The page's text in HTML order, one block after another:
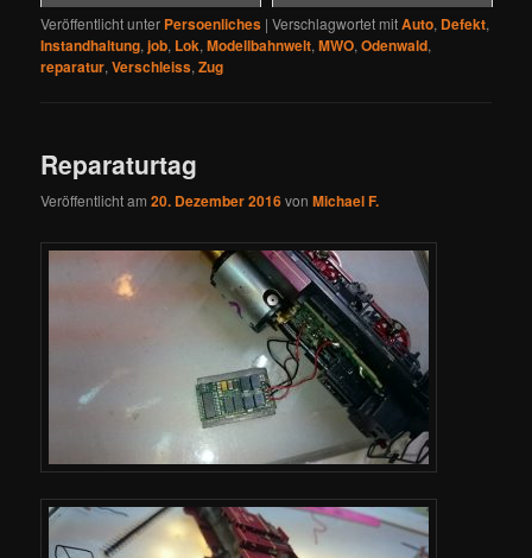
Veröffentlicht unter Persoenliches |Verschlagwortet mitAuto, Defekt,
Instandhaltung,job, Lok,Modellbahnwelt,MWO,Odenwald,
reparatur,Verschleiss,Zug
Reparaturtag
Veröffentlicht am20. Dezember 2016vonMichael F.